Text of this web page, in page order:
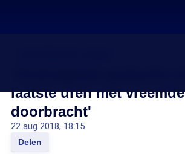
laatste uren met vreemde
doorbracht'
22 aug 2018, 18:15
Delen